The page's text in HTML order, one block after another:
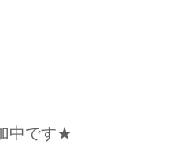
中です★